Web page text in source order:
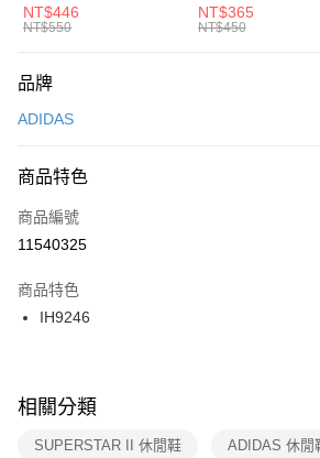
元大商業銀行
台灣樂天信用卡公司
AFTEE先享後付
【關於「AFTEE先享後付」】
便利好安心！
３．安心：先確認商品／服務後，再付款。
【「AFTEE先享後付」結帳流程】
１．於結帳方式選擇「AFTEE先享後付」後，將跳
２．訂單成立數日內，您將收到繳費通知簡訊。
３．收到繳費通知簡訊後14天內，點擊此簡訊中的
ATM／網路銀行／等多元方式進行付款，方視為交
※ 交易是否成功請以「AFTEE先享後付 」之結帳
是否繳費成功／繳費後需取消欲退款等相關疑問，
客戶支援中心」https://
運送方式
每筆NT$100，滿NT$1,500(含以上)免運費
宅配
每筆NT$100，滿NT$1,500(含以上)免運費
付款後門市自取
每筆NT$100，滿NT$1,500(含以上)免運費
中統襪 FZ3393100
NT$446
NT$550
EMBRDY 男女 短
FZ3073133
NT$365
NT$450
品牌
ADIDAS
商品特色
商品編號
11540325
商品特色
IH9246
相關分類
SUPERSTAR II 休閒鞋 ADIDAS 休閒